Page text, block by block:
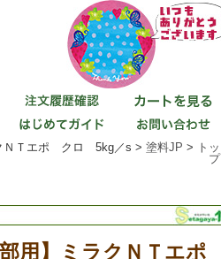
ＮＴエポ クロ 5kg／s > 塗料JP > トッ
プ
部用】ミラクＮＴエポ